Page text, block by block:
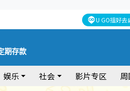
U GO搵好去
期存款
娱乐 社会 影片专区